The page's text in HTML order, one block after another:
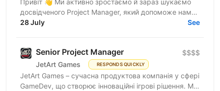
досвідченого Project Manager, який допоможе нам
масштабувати команди та процеси. Qwerty.Software
28 July See
Senior Project Manager
JetArt Games RESPONDS QUICKLY
$$$$
JetArt Games – сучасна продуктова компанія у сфері
GameDev, що створює інноваційні ігрові рішення. Ми